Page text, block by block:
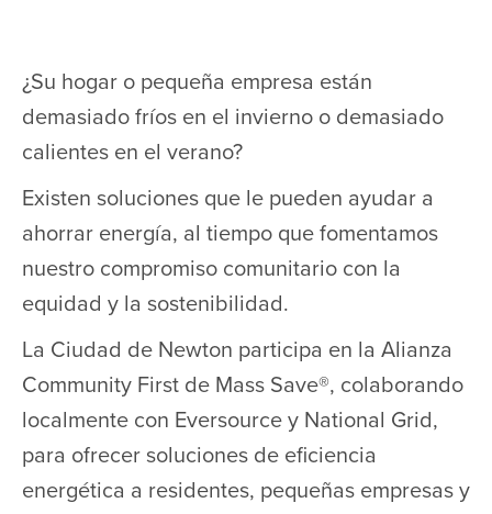
¿Su hogar o pequeña empresa están
demasiado fríos en el invierno o demasiado
calientes en el verano?
Existen soluciones que le pueden ayudar a
ahorrar energía, al tiempo que fomentamos
nuestro compromiso comunitario con la
equidad y la sostenibilidad.
La Ciudad de Newton participa en la Alianza
Community First de Mass Save®, colaborando
localmente con Eversource y National Grid,
para ofrecer soluciones de eficiencia
energética a residentes, pequeñas empresas y